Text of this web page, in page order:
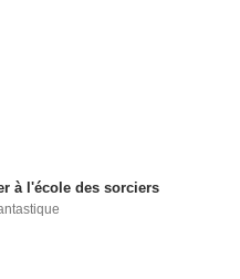
à l'école des sorciers